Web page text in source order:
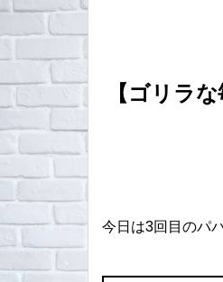
【ゴリラ
今日は3回目のパ